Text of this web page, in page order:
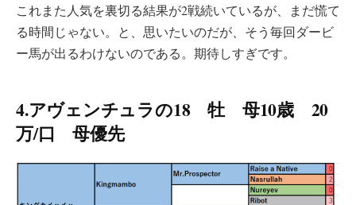
これまた人気を裏切る結果が2戦続いているが、まだ慌て
る時間じゃない。と、思いたいのだが、そう毎回ダービ
ー馬が出るわけないのである。期待しすぎです。
4.アヴェンチュラの18 牡 母10歳 20
万/口 母優先